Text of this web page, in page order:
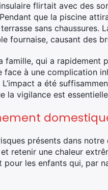
flirtait avec des
que la piscine
sans chaussures.
fournaise, causant des
famille, qui a rapidement
à une complication
a été
la vigilance est
présents dans
retenir une chaleur
les enfants qui, par